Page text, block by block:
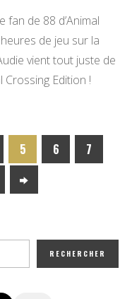
fan de 88 d’Animal
de jeu sur la
vient tout juste de
Edition !
5 6
7
RECHERCHER